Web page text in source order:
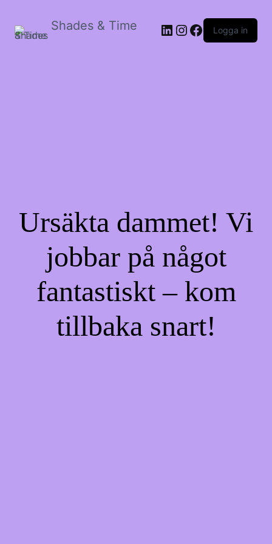
Shades & Time LinkedIn
Instagram
Facebook
Logga in
Ursäkta dammet! Vi
jobbar på något
fantastiskt – kom
tillbaka snart!